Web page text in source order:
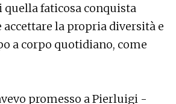
quella faticosa conquista
accettare la propria diversità e
a corpo quotidiano, come
promesso a Pierluigi -